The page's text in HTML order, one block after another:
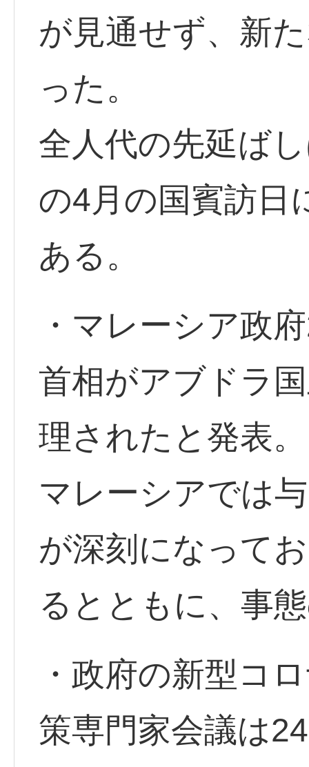
が見通せず、新
った。
全人代の先延ば
の4月の国賓訪日
ある。
・マレーシア政
首相がアブドラ
理されたと発表。
マレーシアでは
が深刻になって
るとともに、事
・政府の新型コ
策専門家会議は